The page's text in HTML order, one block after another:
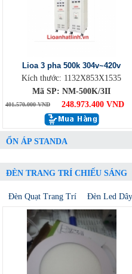
Lioa 3 pha 500k 304v~420v
Kích thước: 1132X853X1535
Mã SP: NM-500K/3II
401.570.000 VND 248.973.400 VND
ỔN ÁP STANDA
ĐÈN TRANG TRÍ CHIẾU SÁNG
Đèn Quạt Trang Trí Đèn Led